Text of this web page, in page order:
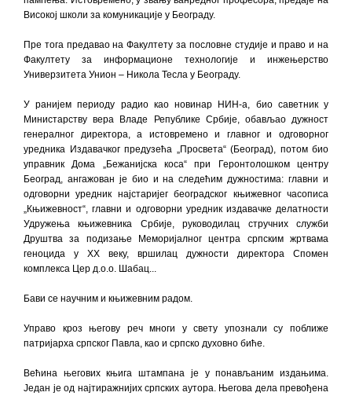
Високој школи за комуникације у Београду.
Пре тога предавао на Факултету за пословне студије и право и на
Факултету за информационе технологије и инжењерство
Универзитета Унион – Никола Тесла у Београду.
У ранијем периоду радио као новинар НИН-а, био саветник у
Министарству вера Владе Републике Србије, обављао дужност
генералног директора, а истовремено и главног и одговорног
уредника Издавачког предузећа „Просвета“ (Београд), потом био
управник Дома „Бежанијска коса“ при Геронтолошком центру
Београд, ангажован је био и на следећим дужностима: главни и
одговорни уредник најстаријег београдског књижевног часописа
„Књижевност“, главни и одговорни уредник издавачке делатности
Удружења књижевника Србије, руководилац стручних служби
Друштва за подизање Меморијалног центра српским жртвама
геноцида у XX веку, вршилац дужности директора Спомен
комплекса Цер д.о.о. Шабац...
Бави се научним и књижевним радом.
Управо кроз његову реч многи у свету упознали су поближе
патријарха српског Павла, као и српско духовно биће.
Већина његових књига штампана је у понављаним издањима.
Један је од најтиражнијих српских аутора. Његова дела превођена